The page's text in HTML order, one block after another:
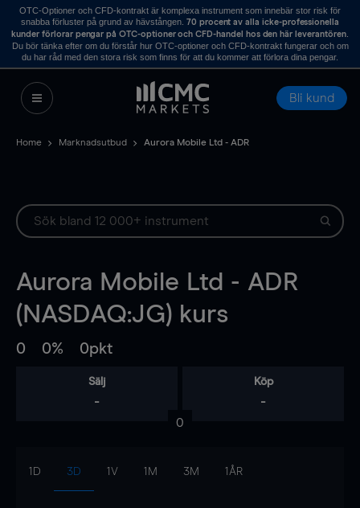
OTC-Optioner och CFD-kontrakt är komplexa instrument som innebär stor risk för
snabba förluster på grund av hävstången. 70 procent av alla icke-professionella
kunder förlorar pengar på OTC-optioner och CFD-handel hos den här leverantören.
Du bör tänka efter om du förstår hur OTC-optioner och CFD-kontrakt fungerar och om
du har råd med den stora risk som finns för att du kommer att förlora dina pengar.
Bli kund
Home Marknadsutbud Aurora Mobile Ltd - ADR
Aurora Mobile Ltd - ADR
(NASDAQ:JG) kurs
0 0% 0pkt
Sälj
-
Köp
-
0
1D 3D 1V 1M 3M 1ÅR